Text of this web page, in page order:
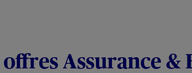
Assurance &